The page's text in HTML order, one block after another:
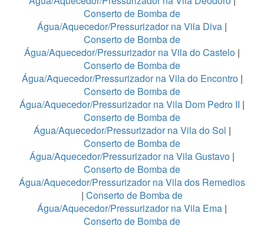
Conserto de Bomba de
Água/Aquecedor/Pressurizador na Vila Diva |
Conserto de Bomba de
Água/Aquecedor/Pressurizador na Vila do Castelo |
Conserto de Bomba de
Água/Aquecedor/Pressurizador na Vila do Encontro|
Conserto de Bomba de
Água/Aquecedor/Pressurizador na Vila Dom Pedro II |
Conserto de Bomba de
Água/Aquecedor/Pressurizador na Vila do Sol |
Conserto de Bomba de
Água/Aquecedor/Pressurizador na Vila Gustavo |
Conserto de Bomba de
Água/Aquecedor/Pressurizador na Vila dos Remedios
| Conserto de Bomba de
Água/Aquecedor/Pressurizador na Vila Ema |
Conserto de Bomba de